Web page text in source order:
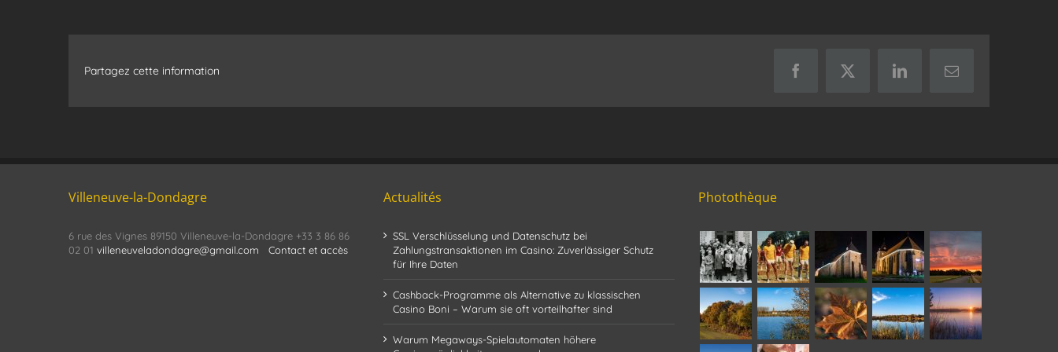
Partagez cette information FacebookX LinkedInEmail
Villeneuve-la-Dondagre
6 rue des Vignes 89150 Villeneuve-la-Dondagre +33 3 86 86
02 01 villeneuveladondagre@gmail.com Contact et accès
Actualités
SSL Verschlüsselung und Datenschutz bei
Zahlungstransaktionen im Casino: Zuverlässiger Schutz
für Ihre Daten
Cashback-Programme als Alternative zu klassischen
Casino Boni – Warum sie oft vorteilhafter sind
Warum Megaways-Spielautomaten höhere
Photothèque